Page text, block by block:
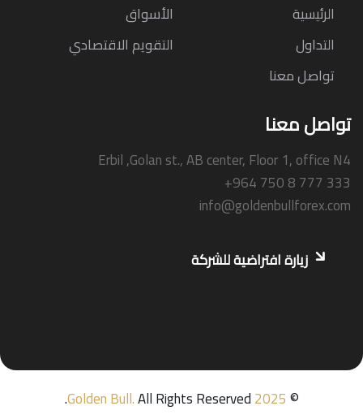
الرئيسية
الأسواق
التداول
التقويم الاقتصادي
تواصل معنا
تواصل معنا
Erbil ,Golan st., AB center, Floor 1, office N4
+964 750 8 777 333
info@goldenbullforex.com
زيارة افتراضية للشركة
©
2025
Golden Bull.All Rights Reserved.